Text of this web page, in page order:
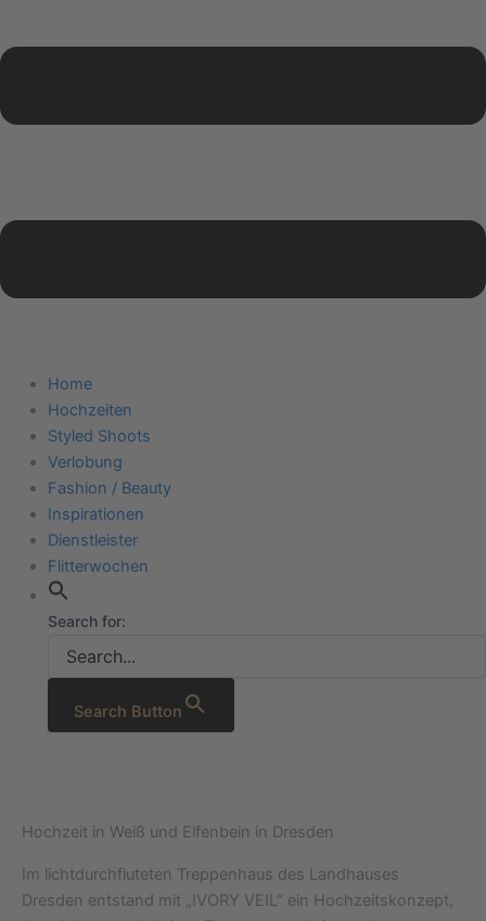
Home
Hochzeiten
Styled Shoots
Verlobung
Fashion / Beauty
Inspirationen
Dienstleister
Flitterwochen
Search for:
Search Button
Hochzeit in Weiß und Elfenbein in Dresden
Im lichtdurchfluteten Treppenhaus des Landhauses
Dresden entstand mit „IVORY VEIL“ ein Hochzeitskonzept,